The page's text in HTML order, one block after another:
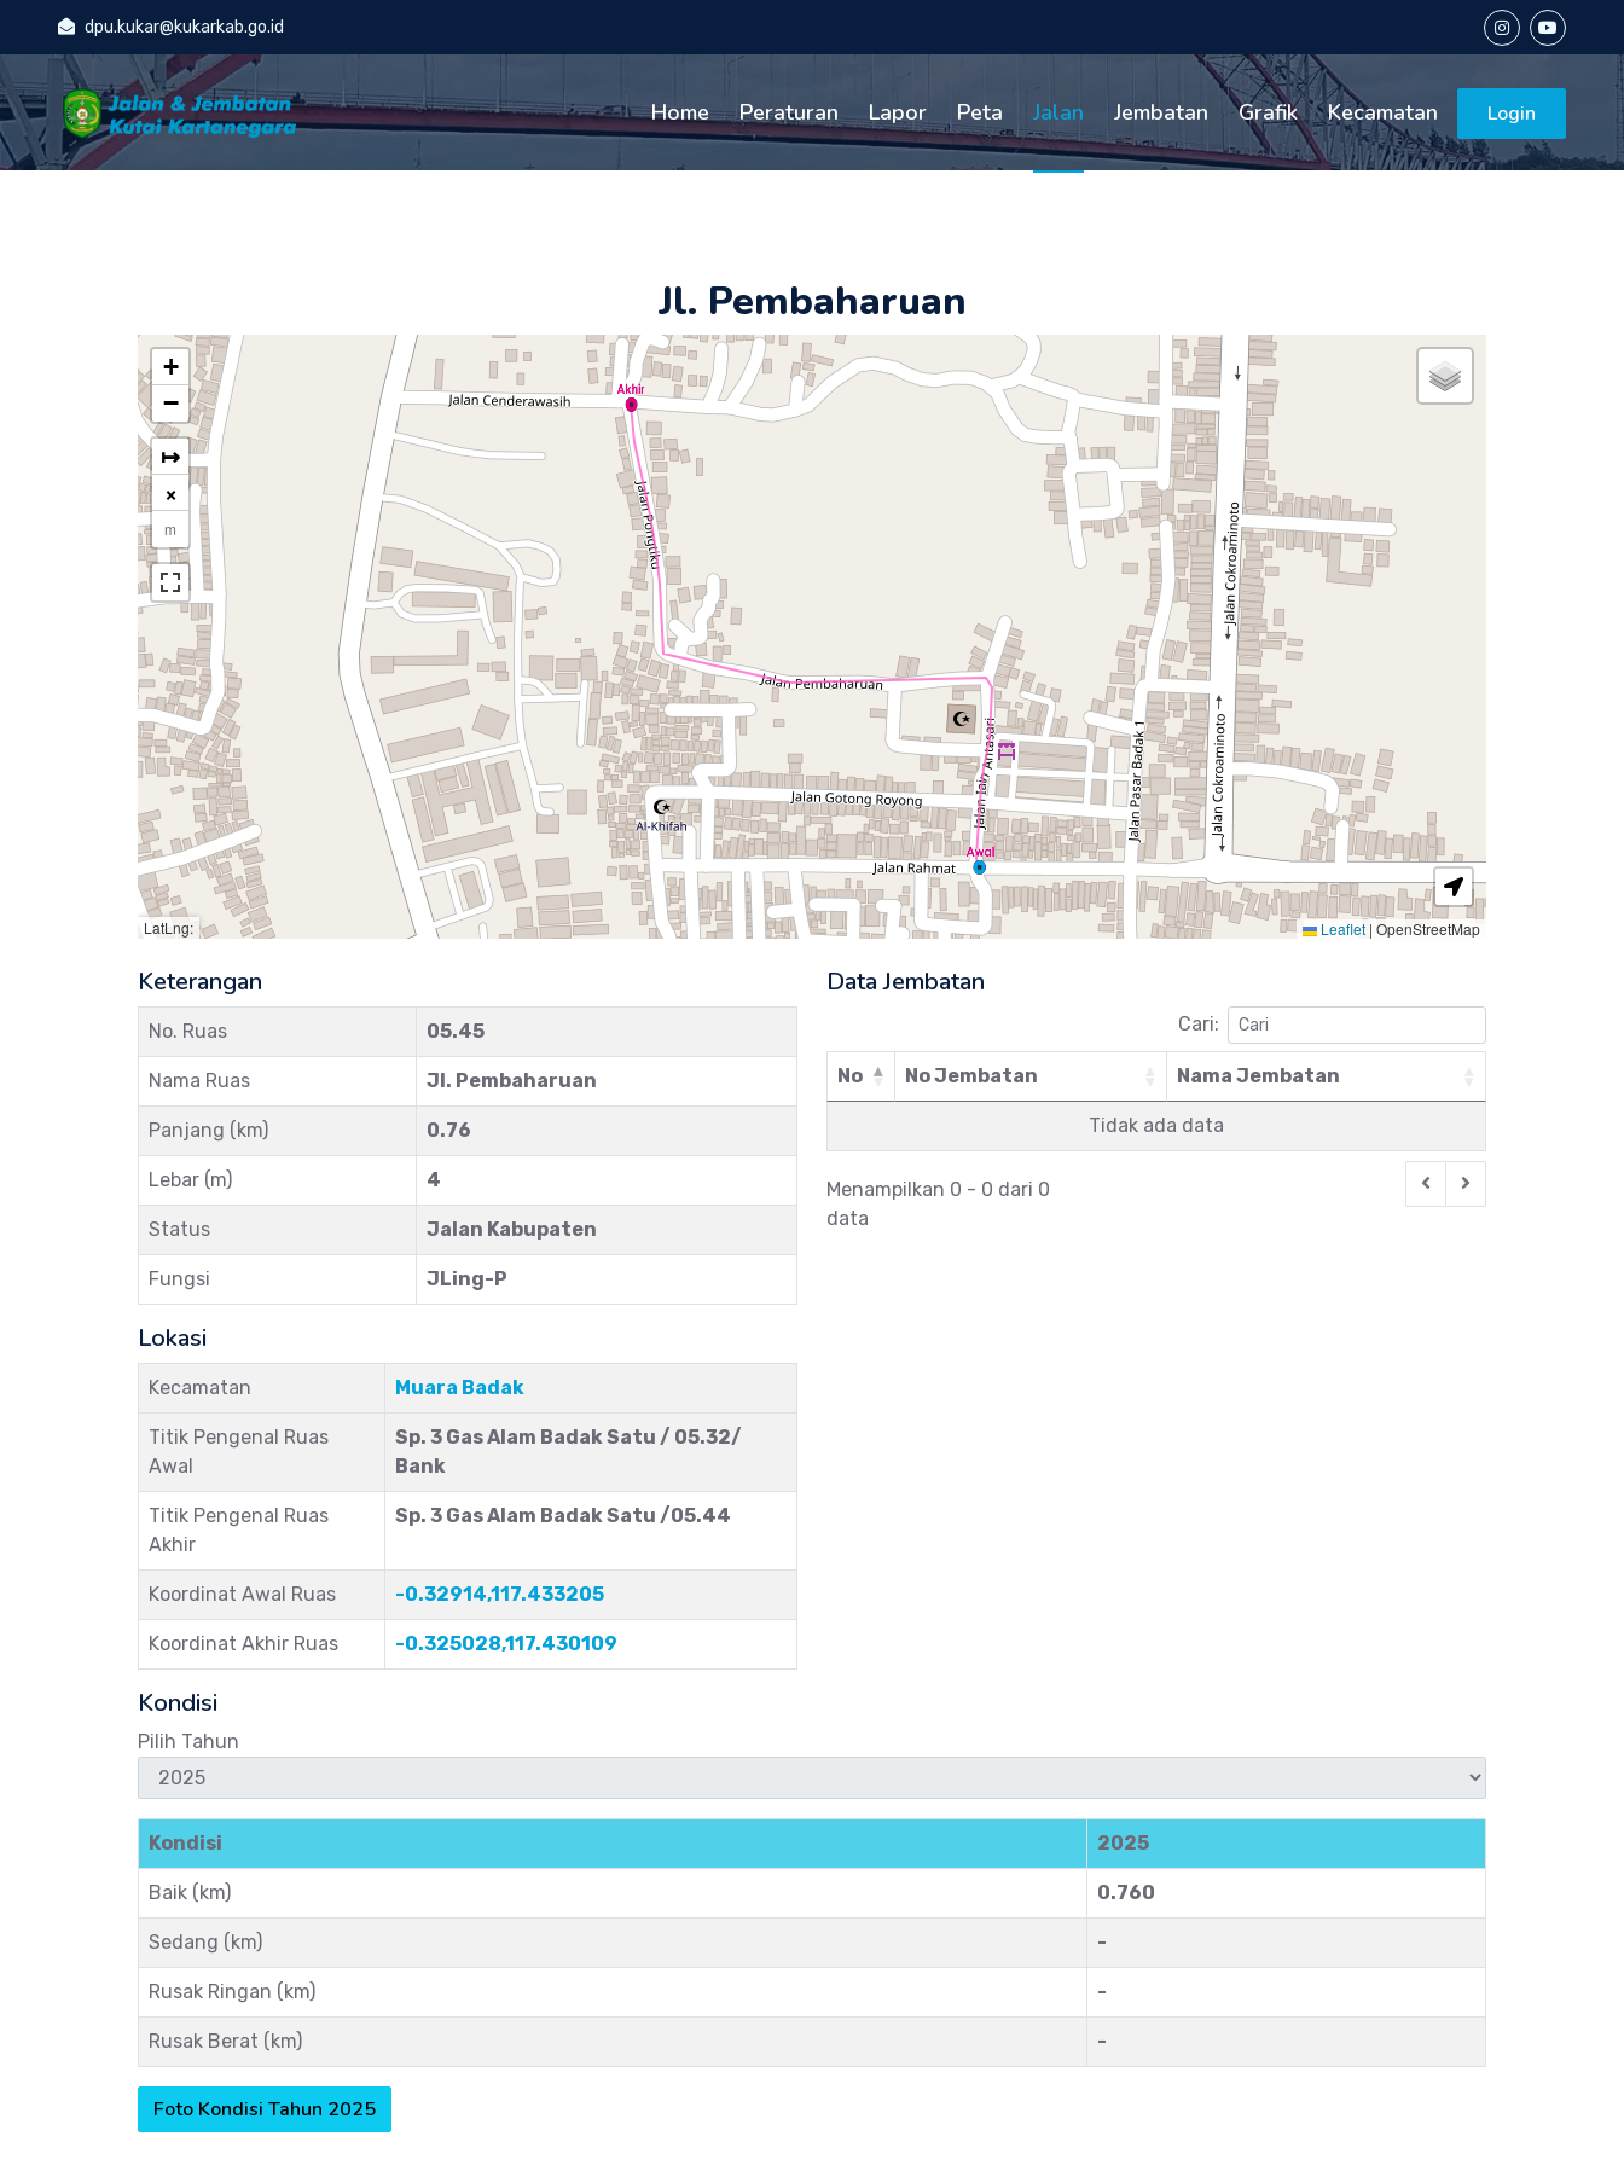
dpu.kukar@kukarkab.go.id
Home Peraturan Lapor Peta Jalan Jembatan Grafik Kecamatan Login
Jl. Pembaharuan
+
−
↦
×
m
LatLng: Leaflet | OpenStreetMap
Keterangan
No. Ruas 05.45
Nama Ruas Jl. Pembaharuan
Panjang (km) 0.76
Lebar (m) 4
Status Jalan Kabupaten
Fungsi JLing-P
Lokasi
Kecamatan Muara Badak
Titik Pengenal Ruas
Awal
Sp. 3 Gas Alam Badak Satu / 05.32/
Bank
Titik Pengenal Ruas
Akhir
Sp. 3 Gas Alam Badak Satu /05.44
Koordinat Awal Ruas -0.32914,117.433205
Koordinat Akhir Ruas -0.325028,117.430109
Data Jembatan
Cari:
No No Jembatan Nama Jembatan
Tidak ada data
Menampilkan 0 - 0 dari 0
data
Kondisi
Pilih Tahun
Kondisi 2025
Baik (km) 0.760
Sedang (km) -
Rusak Ringan (km) -
Rusak Berat (km) -
Foto Kondisi Tahun 2025